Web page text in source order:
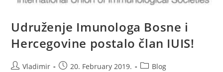
Udruženje Imunologa Bosne i
Hercegovine postalo član IUIS!
PostVladimir
Post20. February 2019.
PostBlog